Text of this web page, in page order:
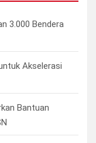
3.000 Bendera
Akselerasi
Bantuan